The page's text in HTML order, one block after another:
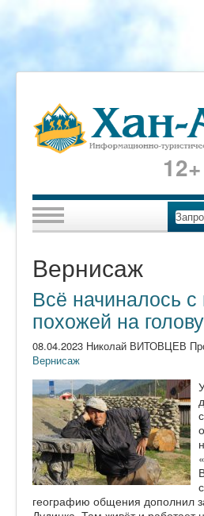
12+
Вернисаж
Всё начиналось с
похожей на
08.04.2023 Николай ВИТОВЦЕВ
Вернисаж
географию общения дополнил